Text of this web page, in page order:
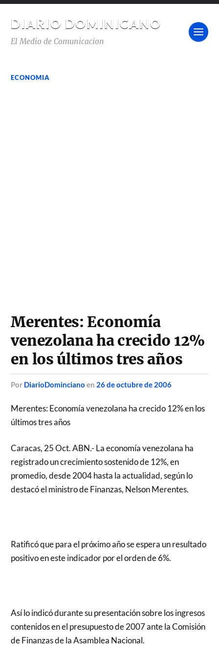
DIARIO DOMINICANO
El Medio de Comunicacion
ECONOMIA
Merentes: Economía
venezolana ha crecido 12%
en los últimos tres años
por DiarioDominciano en 26 de octubre de 2006
Merentes: Economía venezolana ha crecido 12% en los
últimos tres años
Caracas, 25 Oct. ABN.- La economía venezolana ha
registrado un crecimiento sostenido de 12%, en
promedio, desde 2004 hasta la actualidad, según lo
destacó el ministro de Finanzas, Nelson Merentes.
Ratificó que para el próximo año se espera un resultado
positivo en este indicador por el orden de 6%.
Así lo indicó durante su presentación sobre los ingresos
contenidos en el presupuesto de 2007 ante la Comisión
de Finanzas de la Asamblea Nacional.